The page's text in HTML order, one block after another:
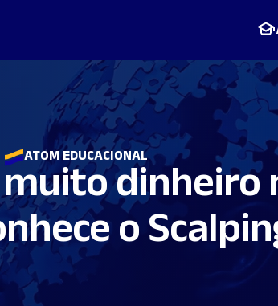
ATOM EDUCACIONALdinheiro
o